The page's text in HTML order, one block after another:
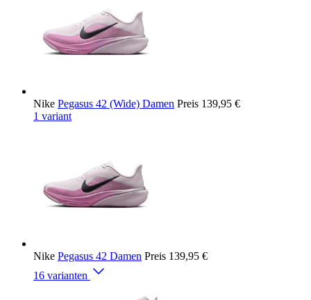
Nike Pegasus 42 (Wide) Damen Preis 139,95 €
1 variant
Nike Pegasus 42 Damen Preis 139,95 €
16 varianten